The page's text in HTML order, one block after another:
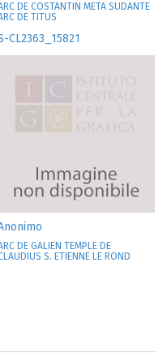
DE COSTANTIN META SUDANTE
DE TITUS
CL2363_15821
DE GALIEN TEMPLE DE
S. ETIENNE LE ROND